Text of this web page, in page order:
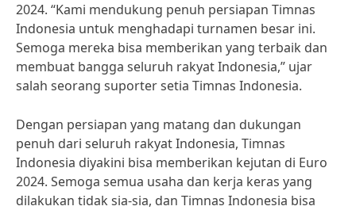
2024. “Kami mendukung penuh persiapan Timnas
Indonesia untuk menghadapi turnamen besar ini.
Semoga mereka bisa memberikan yang terbaik dan
membuat bangga seluruh rakyat Indonesia,” ujar
salah seorang suporter setia Timnas Indonesia.
Dengan persiapan yang matang dan dukungan
penuh dari seluruh rakyat Indonesia, Timnas
Indonesia diyakini bisa memberikan kejutan di Euro
2024. Semoga semua usaha dan kerja keras yang
dilakukan tidak sia-sia, dan Timnas Indonesia bisa